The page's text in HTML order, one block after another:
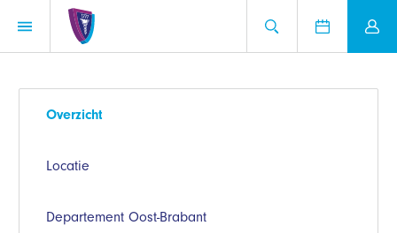
Overzicht
Locatie
Departement Oost-Brabant